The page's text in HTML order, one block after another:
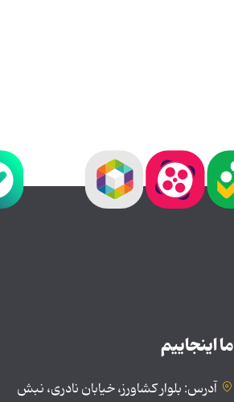
ما اینجاییم
آدرس: بلوار کشاورز، خیابان نادری، نبش